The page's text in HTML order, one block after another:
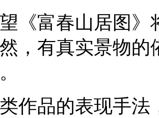
《富春山居图》
，有真实景物的
作品的表现手法